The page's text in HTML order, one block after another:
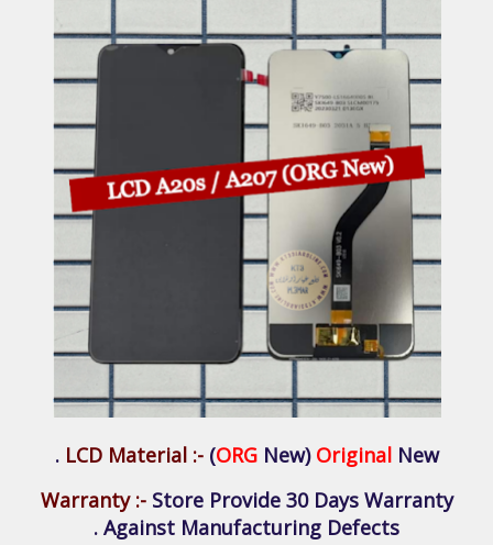
LCD Material :-(ORGNew) Original New .
Warranty :- Store Provide 30 Days Warranty
Against Manufacturing Defects .